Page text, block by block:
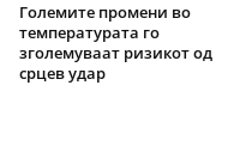
Големите промени во
температурата го
зголемуваат ризикот од
срцев удар